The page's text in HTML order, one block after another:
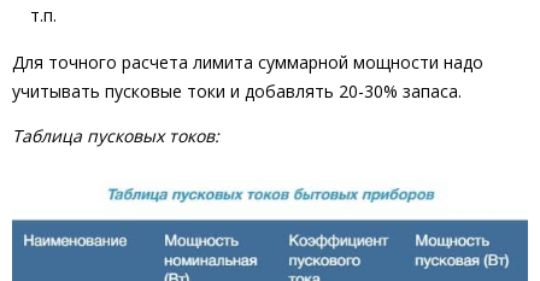
т.п.
Для точного расчета лимита суммарной мощности надо
учитывать пусковые токи и добавлять 20-30% запаса.
Таблица пусковых токов: